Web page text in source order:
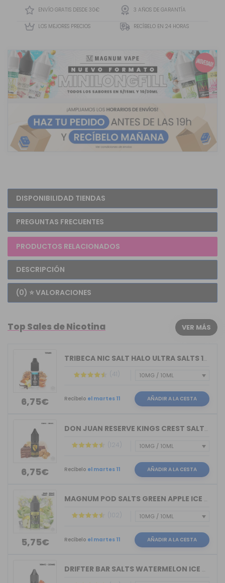
ENVÍO GRATIS DESDE 30€ 3 AÑOS DE GARANTÍA
LOS MEJORES PRECIOS RECÍBELO EN 24 HORAS
DISPONIBILIDAD TIENDAS
PREGUNTAS FRECUENTES
PRODUCTOS RELACIONADOS
DESCRIPCIÓN
(0) ⭐ VALORACIONES
Top Sales de Nicotina VER MÁS
6,75€
TRIBECA NIC SALT HALO ULTRA SALTS 10M...
(41)
Recíbelo el martes 11 AÑADIR A LA CESTA
6,75€
DON JUAN RESERVE KINGS CREST SALTS 10ML
(124)
Recíbelo el martes 11 AÑADIR A LA CESTA
5,75€
MAGNUM POD SALTS GREEN APPLE ICE 10ML
(102)
Recíbelo el martes 11 AÑADIR A LA CESTA
DRIFTER BAR SALTS WATERMELON ICE JUIC...